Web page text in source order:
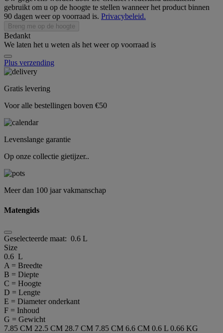
gebruikt om u op de hoogte te stellen wanneer het product binnen
90 dagen weer op voorraad is. Privacybeleid.
Breng me op de hoogte
Bedankt
We laten het u weten als het weer op voorraad is
Plus verzending
Gratis levering
Voor alle bestellingen boven €50
Levenslange garantie
Op onze collectie gietijzer..
Meer dan 100 jaar vakmanschap
Matengids
Geselecteerde maat: 0.6 L
Size
0.6 L
A = Breedte
B = Diepte
C = Hoogte
D = Lengte
E = Diameter onderkant
F = Inhoud
G = Gewicht
7.85 CM 22.5 CM 28.7 CM 7.85 CM 6.6 CM 0.6 L 0.66 KG